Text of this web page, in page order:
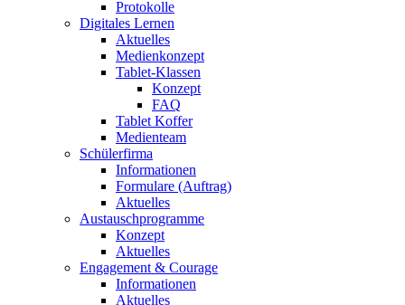
Protokolle
Digitales Lernen
Aktuelles
Medienkonzept
Tablet-Klassen
Konzept
FAQ
Tablet Koffer
Medienteam
Schülerfirma
Informationen
Formulare (Auftrag)
Aktuelles
Austauschprogramme
Konzept
Aktuelles
Engagement & Courage
Informationen
Aktuelles